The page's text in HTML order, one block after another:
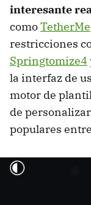
interesante
comoTetherMe
restricciones
Springtomize4
la interfaz de
motor de
de
populares